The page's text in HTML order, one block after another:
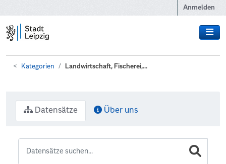
Anmelden
Kategorien Landwirtschaft, Fischerei,...
Datensätze Über uns